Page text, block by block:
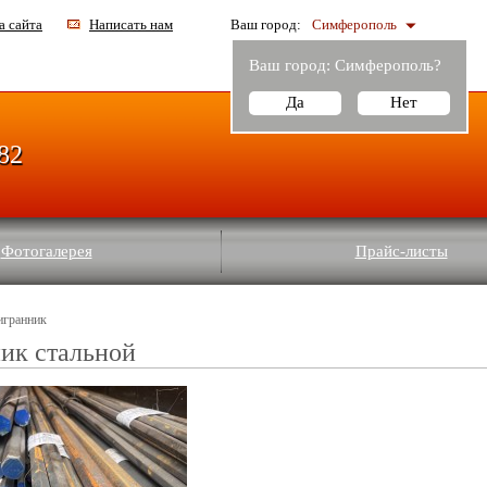
сайта Написать нам Ваш город: Симферополь
Ваш город: Симферополь?
Да Нет
Фотогалерея Прайс-листы
стальной